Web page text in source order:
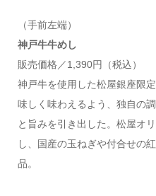
（手前左端）
神戸牛牛めし
販売価格／1,390円（税込）
神戸牛を使用した松屋銀座限
味しく味わえるよう、独自の
と旨みを引き出した。松屋オ
し、国産の玉ねぎや付合せの
品。